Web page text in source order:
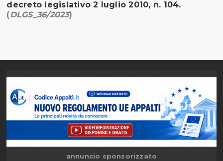
decreto legislativo 2 luglio 2010, n. 104.
(DLGS_36/2023)
annuncio sponsorizzato